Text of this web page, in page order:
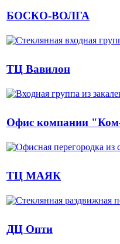
БОСКО-ВОЛГА
ТЦ Вавилон
Офис компании
ТЦ МАЯК
ДЦ Опти